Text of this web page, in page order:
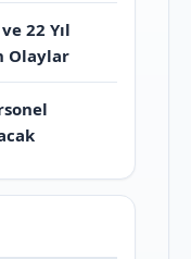
22 Yıl
Olaylar